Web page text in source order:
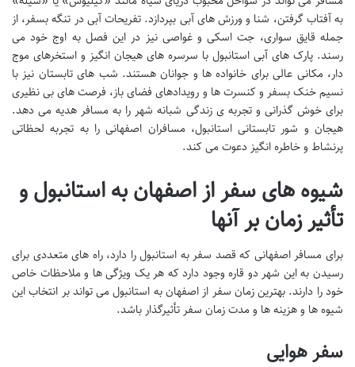
به آفتاب گرفتن، شنا و ورزش های آبی بپردازد. تفریحات آبی در تنگه بسفر، از
جمله قایق سواری، جت اسکی و غواصی نیز در این فصل به اوج خود می
رسند. پارک های آبی استانبول با سرسره های هیجان انگیز و استخرهای موج
دار، مکانی عالی برای خانواده ها و جوانان هستند. شب های تابستان نیز با
نسیم خنک بسفر و کنسرت ها و رویدادهای فضای باز، فرصت های بی نظیری
برای خوش گذرانی و تجربه ی زندگی شبانه شهر را به مسافر هدیه می دهد.
هیجان و شور تابستانی استانبول، مسافران اصفهانی را به تجربه لحظاتی
پرنشاط و خاطره انگیز دعوت می کند.
شیوه های سفر از اصفهان به استانبول و
تأثیر زمان بر آنها
برای مسافر اصفهانی که قصد سفر به استانبول را دارد، راه های متعددی برای
رسیدن به این شهر دو قاره وجود دارد که هر یک ویژگی ها و ملاحظات خاص
خود را دارند. بهترین زمان سفر از اصفهان به استانبولمی تواند بر انتخاب این
شیوه ها و هزینه ها و مدت زمان سفر تأثیرگذار باشد.
سفر هوایی